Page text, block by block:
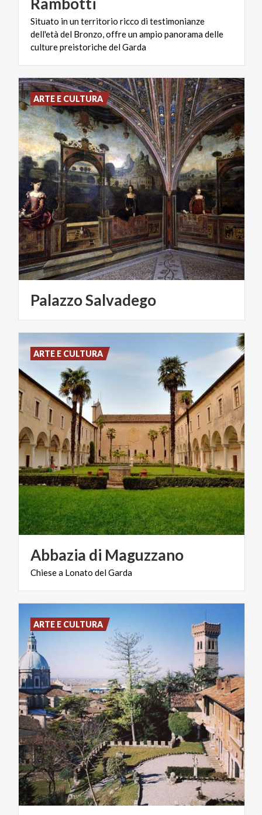
Situato in un territorio ricco di testimonianze
dell'età del Bronzo, offre un ampio panorama delle
culture preistoriche del Garda
PalazzoSalvadego
ARTE E CULTURA
Abbazia di Maguzzano
Chiesea Lonato delGarda
ARTE E CULTURA
ARTE E CULTURA